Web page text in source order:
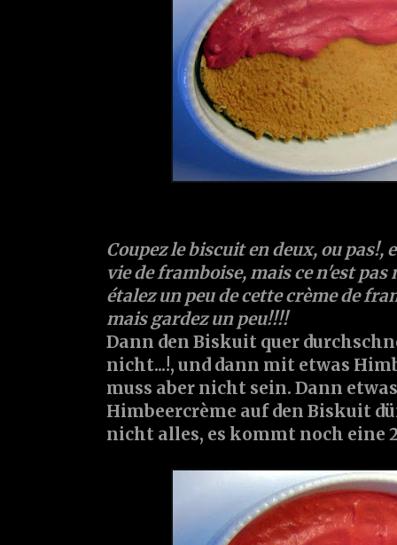
Coupez le biscuit en deux, ou pas!,
vie de framboise, mais ce n'est pas
étalez un peu de cette crème de
mais gardez un peu!!!!
Dann den Biskuit quer
nicht...!, und dann mit etwas
muss aber nicht sein. Dann
Himbeercrème auf den Biskuit
nicht alles, es kommt noch eine